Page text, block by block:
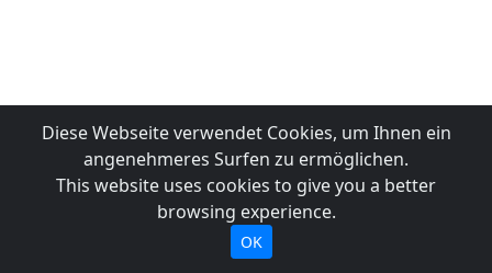
Diese Webseite verwendet Cookies, um Ihnen ein
angenehmeres Surfen zu ermöglichen.
This website uses cookies to give you a better
browsing experience.
OK